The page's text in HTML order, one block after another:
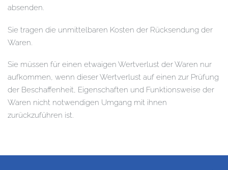
absenden.
Sie tragen die unmittelbaren Kosten der Rücksendung der
Waren.
Sie müssen für einen etwaigen Wertverlust der Waren nur
aufkommen, wenn dieser Wertverlust auf einen zur Prüfung
der Beschaffenheit, Eigenschaften und Funktionsweise der
Waren nicht notwendigen Umgang mit ihnen
zurückzuführen ist.